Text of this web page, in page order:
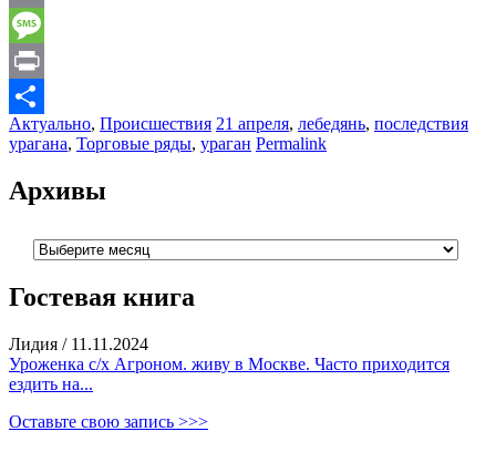
Email
Message
Print
Отправить
Актуально, Происшествия 21 апреля, лебедянь, последствия
урагана, Торговые ряды, ураган Permalink
Архивы
Архивы
Гостевая книга
Лидия / 11.11.2024
Уроженка с/х Агроном. живу в Москве. Часто приходится
ездить на...
Оставьте свою запись >>>